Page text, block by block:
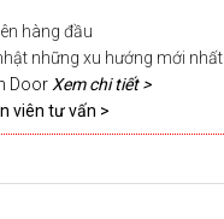
hàng đầu
những xu hướng mới nhất
Door Xem chi tiết >
viên tư vấn >